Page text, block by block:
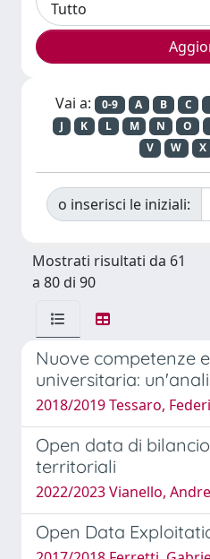
Vai a: 0-9 A B C
J
K L M N O
V
W X
o inserisci le iniziali:
Mostrati risultati da 61
a 80 di 90
Nuove competenze
universitaria:
2018/2019 Tessaro,
Open data di
territoriali
2022/2023 Vianello,
Open Data